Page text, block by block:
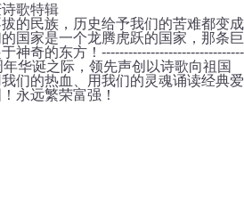
歌特辑
的民族，历史给予我们的苦难都变成
国家是一个龙腾虎跃的国家，那条巨
神奇的东方！--------------------------------
华诞之际，领先声创以诗歌向祖国
们的热血、用我们的灵魂诵读经典爱
永远繁荣富强！